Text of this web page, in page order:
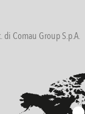
Comau Group S.p.A.